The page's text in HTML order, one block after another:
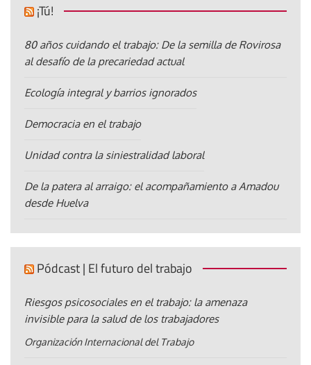
¡Tú!
80 años cuidando el trabajo: De la semilla de Rovirosa
al desafío de la precariedad actual
Ecología integral y barrios ignorados
Democracia en el trabajo
Unidad contra la siniestralidad laboral
De la patera al arraigo: el acompañamiento a Amadou
desde Huelva
Pódcast | El futuro del trabajo
Riesgos psicosociales en el trabajo: la amenaza
invisible para la salud de los trabajadores
Organización Internacional del Trabajo